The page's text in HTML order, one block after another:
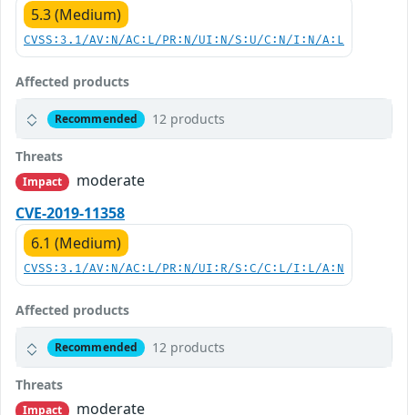
5.3 (Medium)
CVSS:3.1/AV:N/AC:L/PR:N/UI:N/S:U/C:N/I:N/A:L
Affected products
Recommended 12 products
Threats
Impact
moderate
CVE-2019-11358
6.1 (Medium)
CVSS:3.1/AV:N/AC:L/PR:N/UI:R/S:C/C:L/I:L/A:N
Affected products
Recommended 12 products
Threats
Impact
moderate